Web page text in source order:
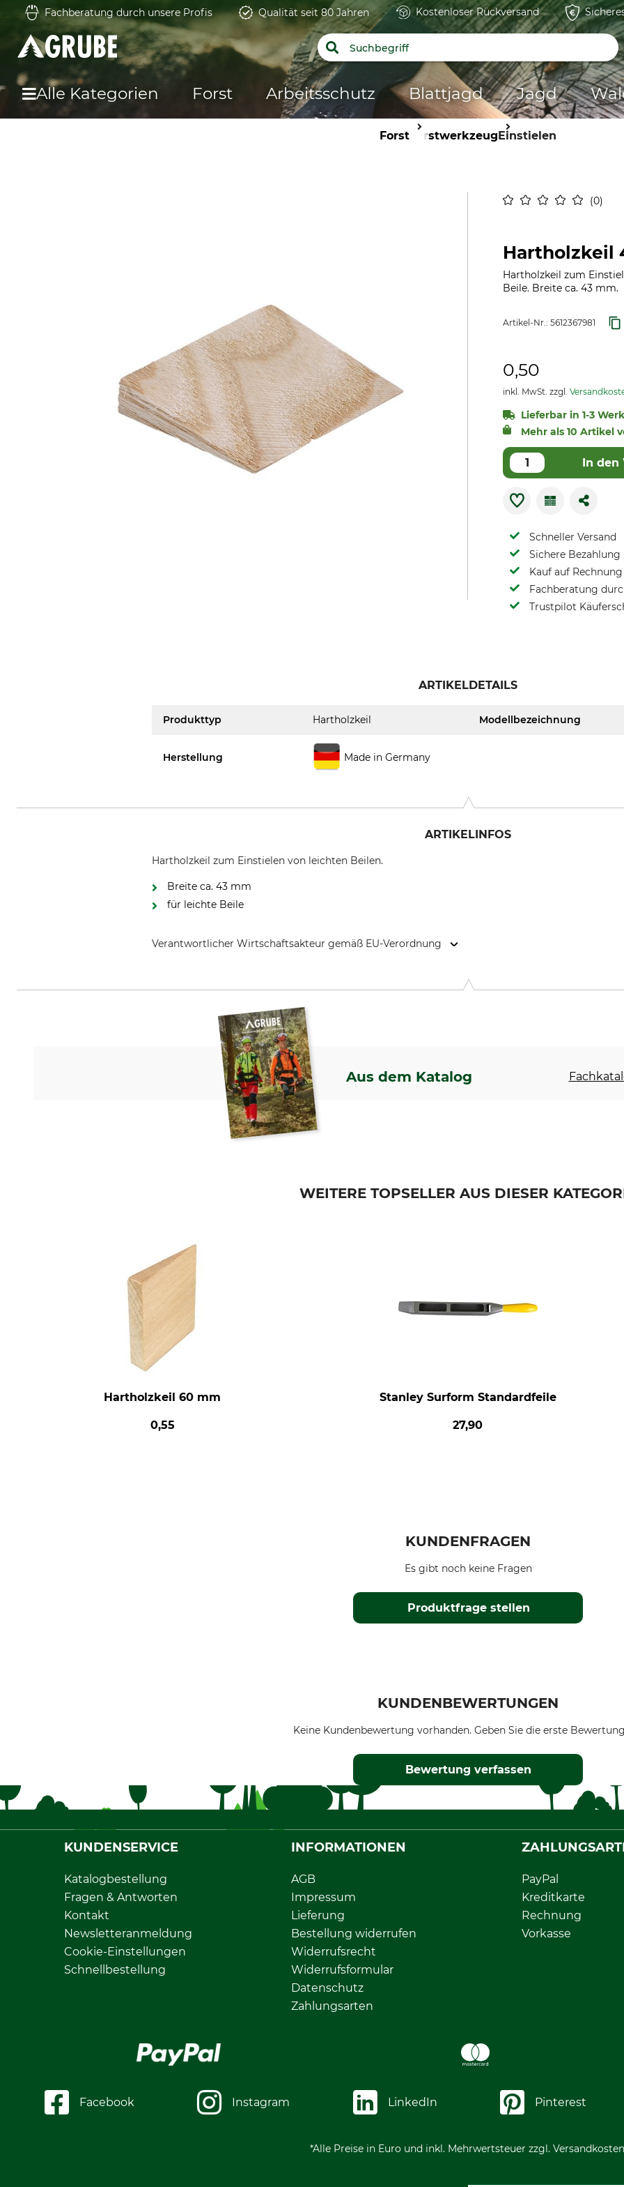
Fachberatung durch unsere Profis Qualität seit 80 Jahren Kostenloser Rückversand
Alle Kategorien Forst Arbeitsschutz Blattjagd Jagd
Forst ForstwerkzeugEinstielen
0
Hartholzkeil
Hartholzkeil zum
Beile. Breite ca. 43 mm.
Artikel-Nr.: 5612367981
0,50
inkl. MwSt. zzgl.
Lieferbar in 1-3
Mehr als 10 Artikel
In den
Schneller Versand
Sichere Bezahlung
Kauf auf
Fachberatung
Trustpilot
ARTIKELDETAILS
Produkttyp Hartholzkeil Modellbezeichnung
Herstellung Made in Germany
ARTIKELINFOS
Hartholzkeil zum Einstielen von leichten Beilen.
Breite ca. 43 mm
für leichte Beile
Verantwortlicher Wirtschaftsakteur gemäß EU-Verordnung
Aus dem Katalog
WEITERE TOPSELLER AUS DIESER
Hartholzkeil 60 mm
0,55
Stanley Surform Standardfeile
27,90
KUNDENFRAGEN
Produktfrage stellen
Es gibt noch keine Fragen
KUNDENBEWERTUNGEN
Keine Kundenbewertung vorhanden. Geben Sie die erste
Bewertung verfassen
KUNDENSERVICE
Katalogbestellung
Fragen & Antworten
Kontakt
Newsletteranmeldung
Cookie-Einstellungen
Schnellbestellung
INFORMATIONEN
AGB
Impressum
Lieferung
Bestellung widerrufen
Widerrufsrecht
Widerrufsformular
Datenschutz
Zahlungsarten
PayPal
Kreditkarte
Rechnung
Vorkasse
Facebook Instagram LinkedIn Pinterest
*Alle Preise in Euro und inkl. Mehrwertsteuer zzgl.